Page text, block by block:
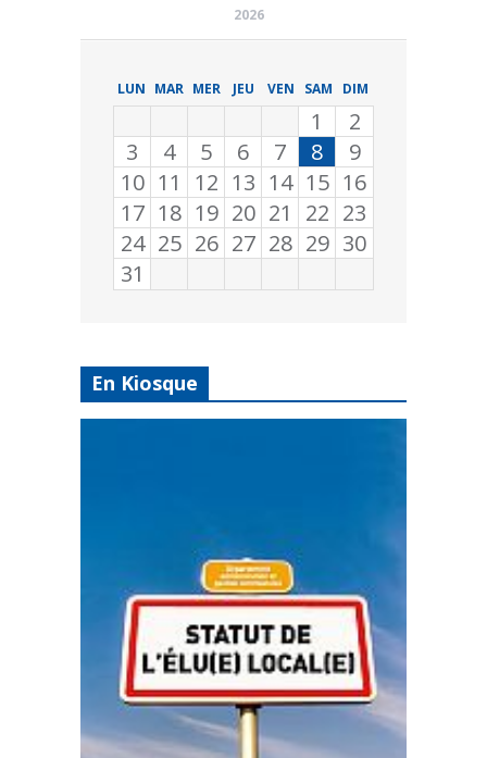
2026
LUN MAR MER JEU VEN SAM DIM
1
2
3
4 5 6 7 8
9
10 11 12 13 14 15 16
17 18 19 20 21 22 23
24 25 26 27 28 29 30
31
En Kiosque